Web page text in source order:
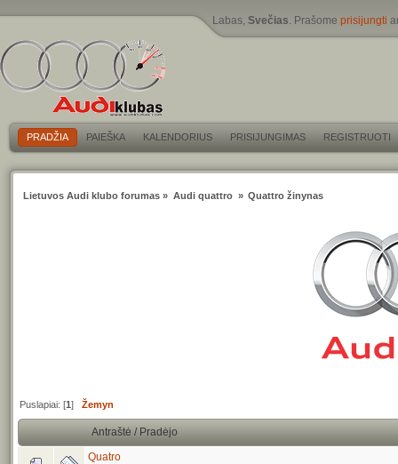
Labas, Svečias. Prašome prisijungti
PRADŽIA PAIEŠKA KALENDORIUS PRISIJUNGIMAS REGISTRUOTI
Lietuvos Audi klubo forumas » Audi quattro » Quattro žinynas
Puslapiai: [1]Žemyn
Antraštė / Pradėjo
Quatro